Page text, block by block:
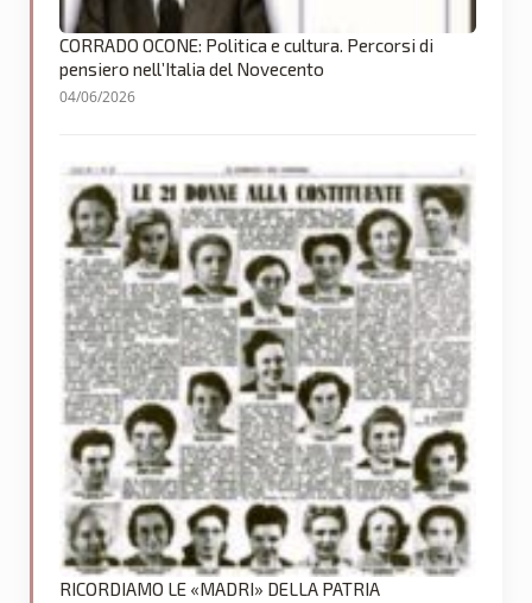
CORRADO OCONE: Politica e cultura. Percorsi di
pensiero nell’Italia del Novecento
04/06/2026
RICORDIAMO LE «MADRI» DELLA PATRIA